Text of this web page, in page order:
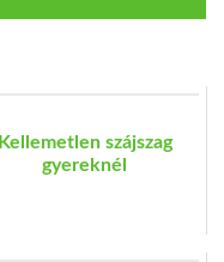
Kellemetlen szájszag
gyereknél